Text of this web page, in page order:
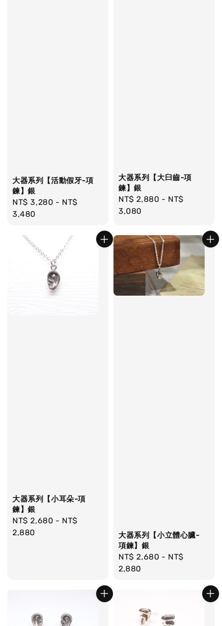
大器系列【活動假牙-項
鍊】銀
Regular
price
NT$ 3,280 - NT$
3,480
大器系列【大臼齒-項
鍊】銀
Regular
price
NT$ 2,880 - NT$
3,080
大器系列【小耳朵-項
鍊】銀
Regular
price
NT$ 2,680 - NT$
2,880
大器系列【小立體心臟-
項鍊】銀
Regular
price
NT$ 2,680 - NT$
2,880